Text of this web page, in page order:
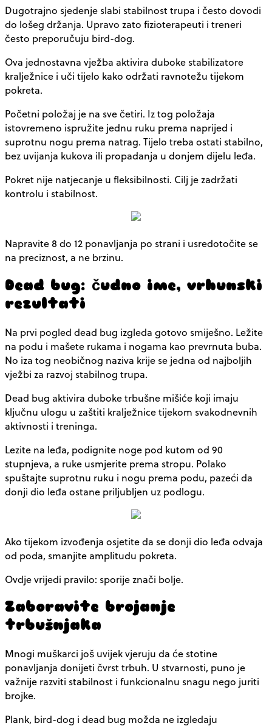
Dugotrajno sjedenje slabi stabilnost trupa i često dovodi
do lošeg držanja. Upravo zato fizioterapeuti i treneri
često preporučuju bird-dog.
Ova jednostavna vježba aktivira duboke stabilizatore
kralježnice i uči tijelo kako održati ravnotežu tijekom
pokreta.
Početni položaj je na sve četiri. Iz tog položaja
istovremeno ispružite jednu ruku prema naprijed i
suprotnu nogu prema natrag. Tijelo treba ostati stabilno,
bez uvijanja kukova ili propadanja u donjem dijelu leđa.
Pokret nije natjecanje u fleksibilnosti. Cilj je zadržati
kontrolu i stabilnost.
Napravite 8 do 12 ponavljanja po strani i usredotočite se
na preciznost, a ne brzinu.
Dead bug: čudno ime, vrhunski
rezultati
Na prvi pogled dead bug izgleda gotovo smiješno. Ležite
na podu i mašete rukama i nogama kao prevrnuta buba.
No iza tog neobičnog naziva krije se jedna od najboljih
vježbi za razvoj stabilnog trupa.
Dead bug aktivira duboke trbušne mišiće koji imaju
ključnu ulogu u zaštiti kralježnice tijekom svakodnevnih
aktivnosti i treninga.
Lezite na leđa, podignite noge pod kutom od 90
stupnjeva, a ruke usmjerite prema stropu. Polako
spuštajte suprotnu ruku i nogu prema podu, pazeći da
donji dio leđa ostane priljubljen uz podlogu.
Ako tijekom izvođenja osjetite da se donji dio leđa odvaja
od poda, smanjite amplitudu pokreta.
Ovdje vrijedi pravilo: sporije znači bolje.
Zaboravite brojanje
trbušnjaka
Mnogi muškarci još uvijek vjeruju da će stotine
ponavljanja donijeti čvrst trbuh. U stvarnosti, puno je
važnije razviti stabilnost i funkcionalnu snagu nego juriti
brojke.
Plank, bird-dog i dead bug možda ne izgledaju